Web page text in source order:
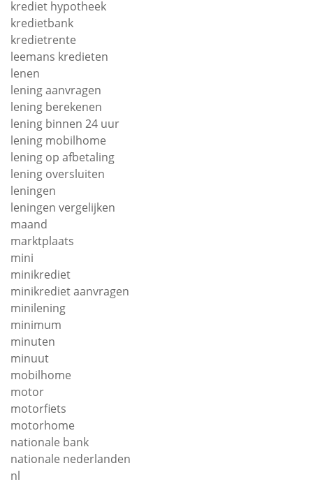
krediet hypotheek
kredietbank
kredietrente
leemans kredieten
lenen
lening aanvragen
lening berekenen
lening binnen 24 uur
lening mobilhome
lening op afbetaling
lening oversluiten
leningen
leningen vergelijken
maand
marktplaats
mini
minikrediet
minikrediet aanvragen
minilening
minimum
minuten
minuut
mobilhome
motor
motorfiets
motorhome
nationale bank
nationale nederlanden
nl